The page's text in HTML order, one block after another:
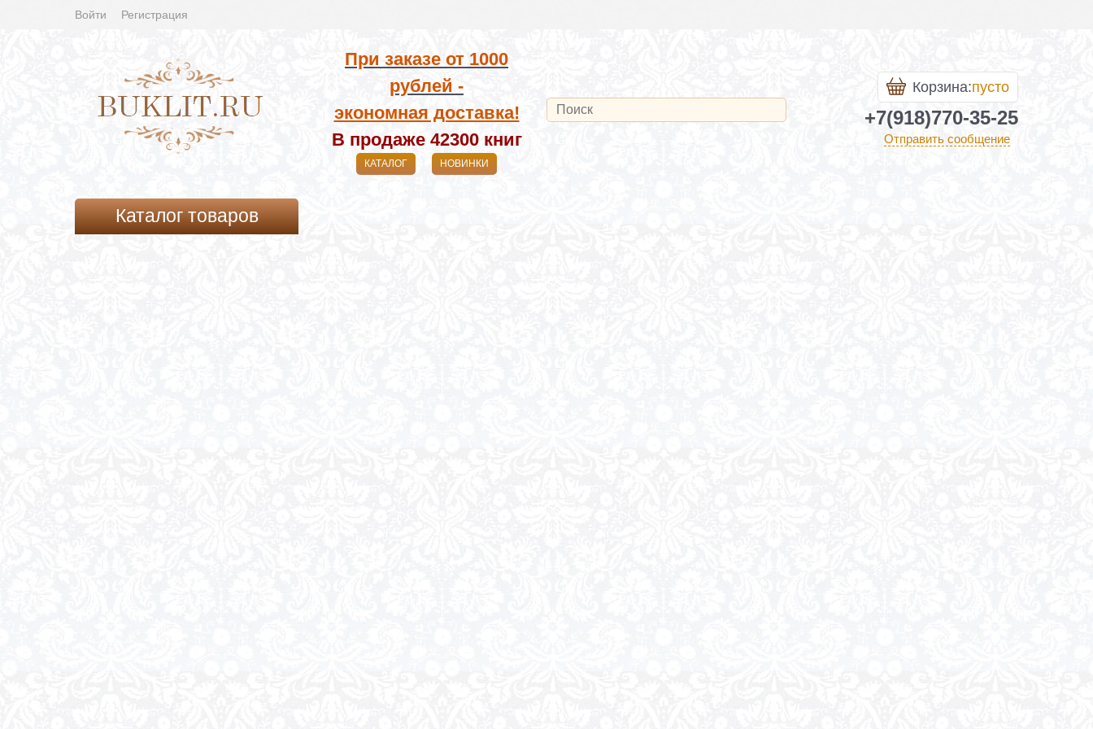
Войти Регистрация
При заказе от 1000
рублей -
экономная доставка!
В продаже 42300 книг
КАТАЛОГ НОВИНКИ
Корзина:пусто
+7(918)770-35-25
Отправить сообщение
Каталог товаров